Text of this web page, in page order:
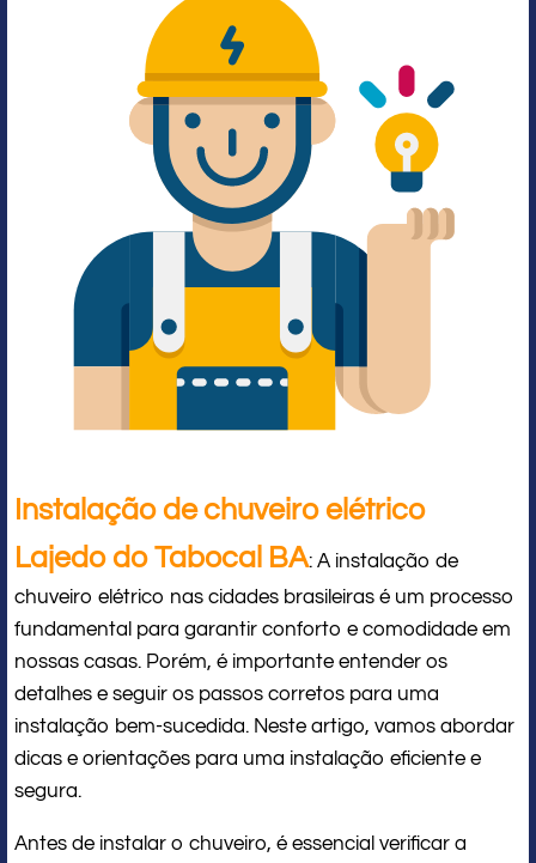
Instalação de chuveiro elétrico
Lajedo do Tabocal BA: A instalação de
chuveiro elétrico nas cidades brasileiras é um processo
fundamental para garantir conforto e comodidade em
nossas casas. Porém, é importante entender os
detalhes e seguir os passos corretos para uma
instalação bem-sucedida. Neste artigo, vamos abordar
dicas e orientações para uma instalação eficiente e
segura.
Antes de instalar o chuveiro, é essencial verificar a